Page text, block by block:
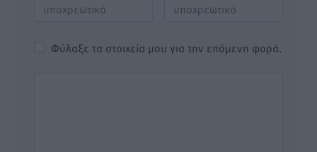
Φύλαξε τα στοιχεία μου για την επόμενη φορά.